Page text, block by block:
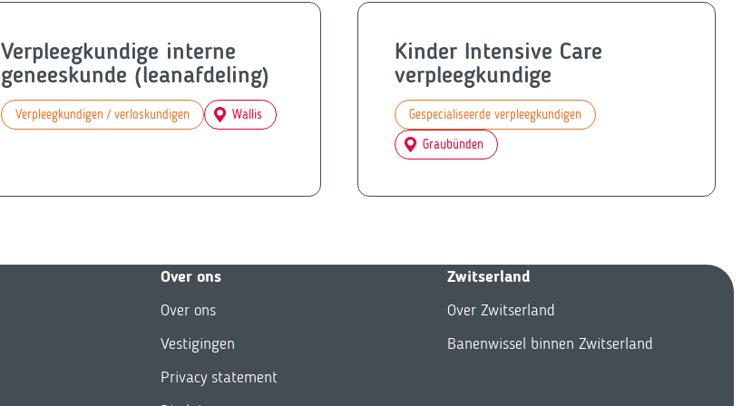
Verpleegkundige interne
geneeskunde (leanafdeling)
Verpleegkundigen / verloskundigen Wallis
Kinder Intensive Care
verpleegkundige
Gespecialiseerde verpleegkundigen
Graubünden
Over ons
Over ons
Vestigingen
Privacy statement
Zwitserland
Over Zwitserland
Banenwissel binnen Zwitserland